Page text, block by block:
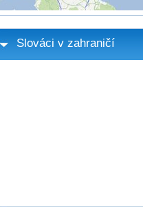
Slováci v zahraničí